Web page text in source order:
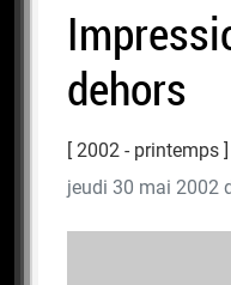
dehors
2002 - printemps
jeudi 30 mai 2002